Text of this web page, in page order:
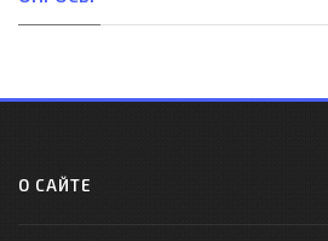
О САЙТЕ